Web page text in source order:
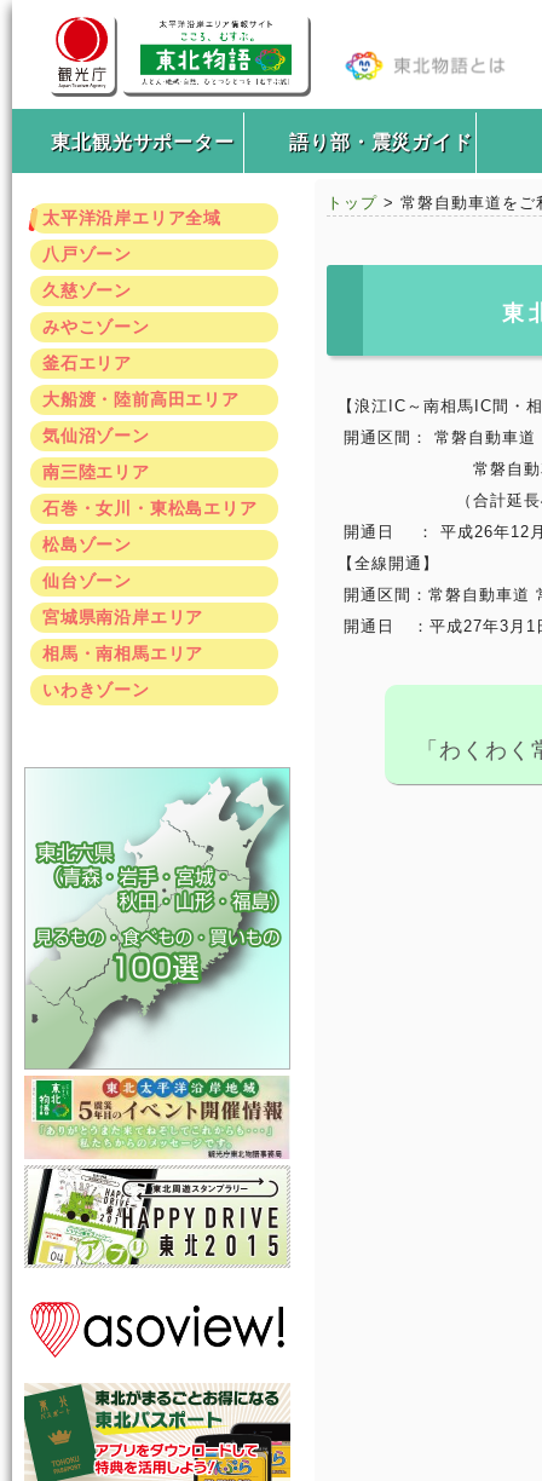
東北観光サポーター 語り部・震災ガイド
太平洋沿岸エリア全域
八戸ゾーン
久慈ゾーン
みやこゾーン
釜石エリア
大船渡・陸前高田エリア
気仙沼ゾーン
南三陸エリア
石巻・女川・東松島エリア
松島ゾーン
仙台ゾーン
宮城県南沿岸エリア
相馬・南相馬エリア
いわきゾーン
トップ > 常磐自動車道をご
東
【浪江IC～南相馬IC間・
開通区間： 常磐自動車
常磐自動車道 相
（合計延長
開通日 ： 平成26年12
【全線開通】
開通区間：常磐自動車道
開通日 ：平成27年3月1
「わくわ